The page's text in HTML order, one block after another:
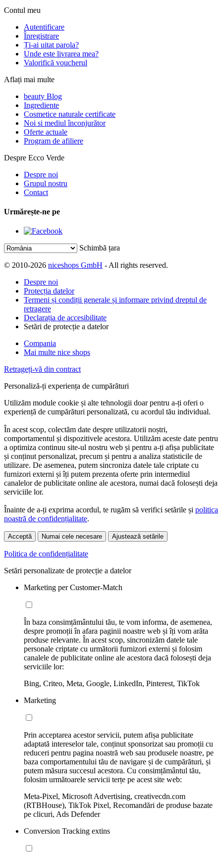
Contul meu
Autentificare
Înregistrare
Ți-ai uitat parola?
Unde este livrarea mea?
Valorifică voucherul
Aflați mai multe
beauty Blog
Ingrediente
Cosmetice naturale certificate
Noi si mediul înconjurător
Oferte actuale
Program de afiliere
Despre Ecco Verde
Despre noi
Grupul nostru
Contact
Urmărește-ne pe
Schimbă țara
© 2010-2026 niceshops GmbH - All rights reserved.
Despre noi
Protecția datelor
Termeni și condiții generale și informare privind dreptul de
retragere
Declarația de accesibilitate
Setări de protecție a datelor
Compania
Mai multe nice shops
Retrageți-vă din contract
Personaliză-ți experiența de cumpărături
Utilizăm module cookie și alte tehnologii doar pentru a-ți oferi o
experiență de cumpărături personalizată, cu acordul tău individual.
În acest scop, colectăm date despre utilizatorii noștri,
comportamentul și dispozitivele acestora. Utilizăm aceste date pentru
a optimiza continuu site-ul nostru web și pentru a-ți afișa publicitate
și conținut personalizat, precum și pentru a analiza statisticile de
utilizare. De asemenea, putem sincroniza datele tale criptate cu
furnizori externi și îți putem prezenta oferte prin intermediul
canalelor de publicitate online ale acestora, numai dacă folosești deja
serviciile lor.
Înainte de a-ți exprima acordul, te rugăm să verifici setările și politica
noastră de confidențialitate.
Acceptă Numai cele necesare Ajustează setările
Politica de confidențialitate
Setări personalizate de protecție a datelor
Marketing per Customer-Match
În baza consimțământului tău, te vom informa, de asemenea,
despre promoții în afara paginii noastre web și îți vom arăta
produse relevante. În acest scop, sincronizăm datele tale
personale criptate cu următorii furnizori externi și folosim
canalele de publicitate online ale acestora dacă folosești deja
serviciile lor:
Bing, Criteo, Meta, Google, LinkedIn, Pinterest, TikTok
Marketing
Prin acceptarea acestor servicii, putem afișa publicitate
adaptată intereselor tale, conținut sponsorizat sau promoții cu
reduceri pentru pagina noastră web sau produsele noastre, pe
baza comportamentului tău de navigare și de cumpărături, și
putem măsura succesul acestora. Cu consimțământul tău,
folosim următoarele servicii terțe pe acest site web:
Meta-Pixel, Microsoft Advertising, creativecdn.com
(RTBHouse), TikTok Pixel, Recomandări de produse bazate
pe clicuri, Ads Defender
Conversion Tracking extins